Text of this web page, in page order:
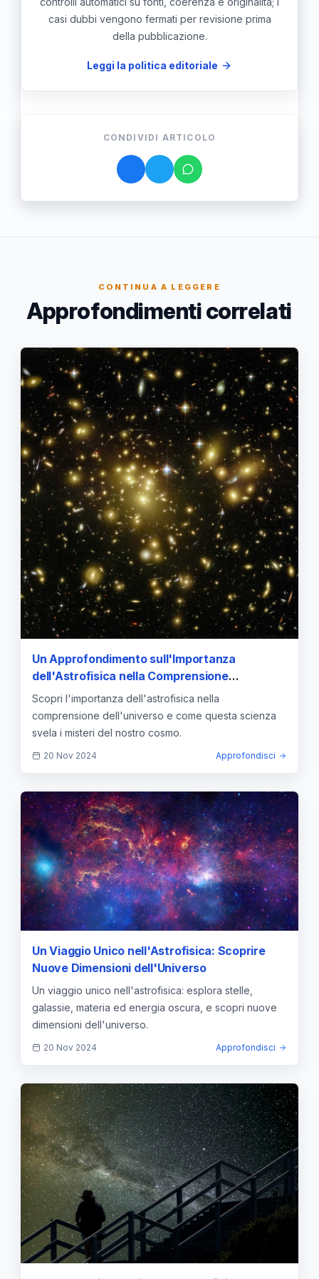
casi dubbi vengono fermati per revisione prima
della pubblicazione.
Leggi la politica editoriale
CONDIVIDI ARTICOLO
CONTINUA A LEGGERE
Approfondimenti correlati
Un Approfondimento sull'Importanza
dell'Astrofisica nella Comprensione
dell'Universo
Scopri l'importanza dell'astrofisica nella
comprensione dell'universo e come questa scienza
svela i misteri del nostro cosmo.
20 Nov 2024 Approfondisci
Un Viaggio Unico nell'Astrofisica: Scoprire
Nuove Dimensioni dell'Universo
Un viaggio unico nell'astrofisica: esplora stelle,
galassie, materia ed energia oscura, e scopri nuove
dimensioni dell'universo.
20 Nov 2024 Approfondisci